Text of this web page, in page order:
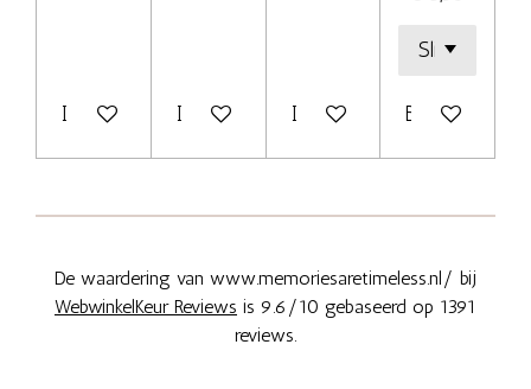
In winkelwagenIn winkelwagenIn winkelwagenBekijk details
De waardering van www.memoriesaretimeless.nl/ bij
WebwinkelKeur Reviews is 9.6/10 gebaseerd op 1391
reviews.